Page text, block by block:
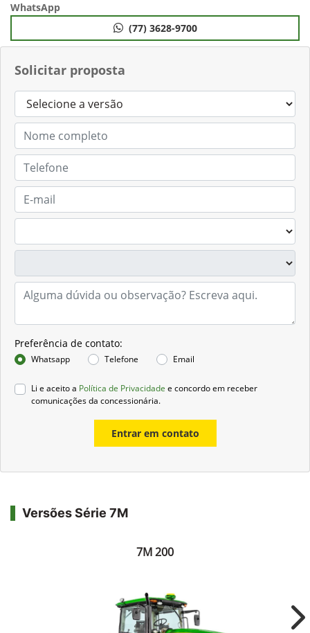
Solicitar proposta
Preferência de contato:
Whatsapp Telefone Email
Li e aceito a Política de Privacidade e concordo em receber
comunicações da concessionária.
Entrar em contato
WhatsApp
(77) 3628-9700
Versões Série 7M
7M 200